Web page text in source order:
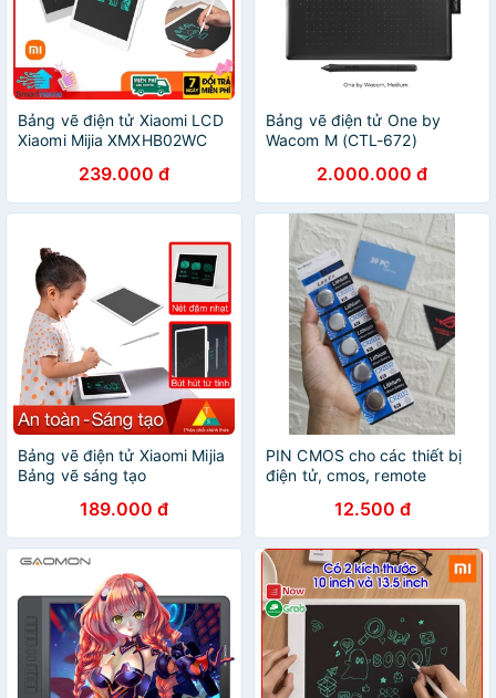
Bảng vẽ điện tử Xiaomi LCD
Xiaomi Mijia XMXHB02WC
239.000 đ
Bảng vẽ điện tử One by
Wacom M (CTL-672)
2.000.000 đ
Bảng vẽ điện tử Xiaomi Mijia
Bảng vẽ sáng tạo
189.000 đ
PIN CMOS cho các thiết bị
điện tử, cmos, remote
12.500 đ